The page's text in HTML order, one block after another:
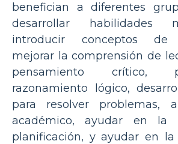
benefician a diferentes
desarrollar habilidades
introducir conceptos de
mejorar la comprensión de
pensamiento crítico,
razonamiento lógico,
para resolver problemas,
académico, ayudar en la
planificación, y ayudar en la